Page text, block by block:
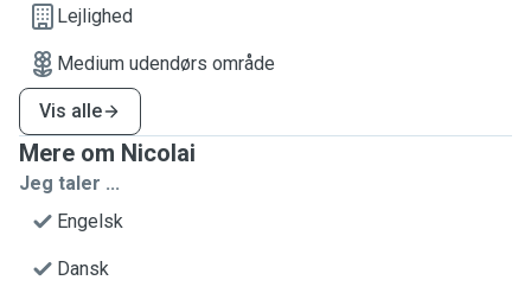
Lejlighed
Medium udendørs område
Vis alle
Mere om Nicolai
Jeg taler ...
Engelsk
Dansk